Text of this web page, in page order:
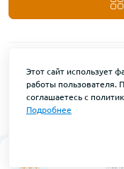
Каталог
Этот сайт использует
работы пользователя.
соглашаетесь с
Подробнее